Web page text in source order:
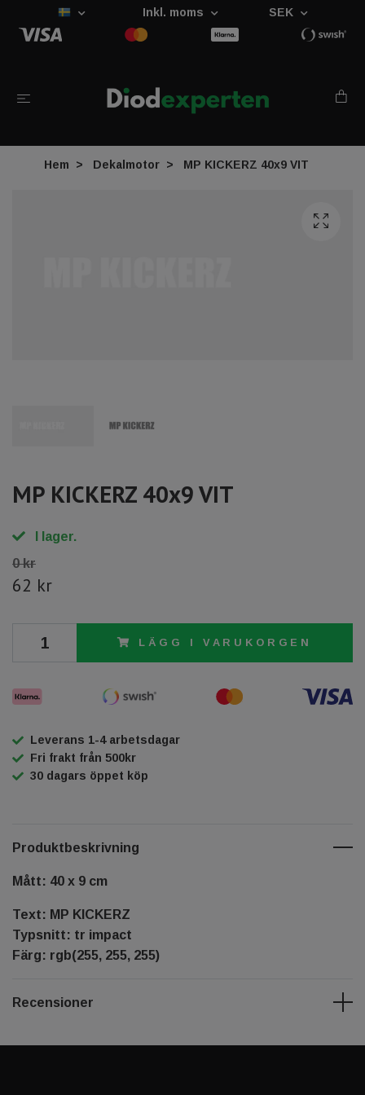
Inkl. moms SEK
Hem Dekalmotor MP KICKERZ 40x9 VIT
MP KICKERZ 40x9 VIT
I lager.
0 kr
62 kr
LÄGG I VARUKORGEN
Leverans 1-4 arbetsdagar
Fri frakt från 500kr
30 dagars öppet köp
Produktbeskrivning
Mått: 40 x 9 cm
Text: MP KICKERZ
Typsnitt: tr impact
Färg: rgb(255, 255, 255)
Recensioner